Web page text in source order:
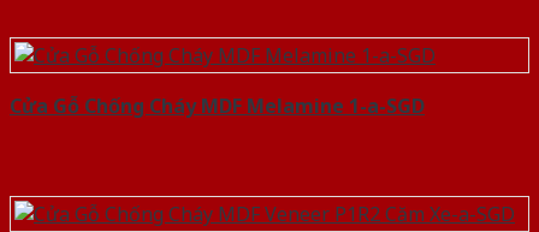
Cửa Gỗ Chống Cháy MDF Melamine 1-a-SGD